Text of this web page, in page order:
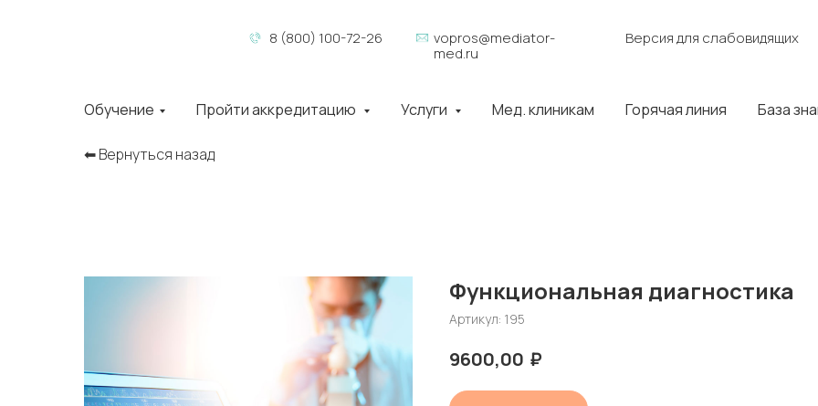
8 (800) 100-72-26 Версия для слабовидящих
vopros@mediator-
med.ru
Обучение Пройти аккредитацию Услуги Мед. клиникам Горячая линия База
⬅︎ Вернуться назад
Функциональная диагностика
Артикул: 195
9600,00 ₽